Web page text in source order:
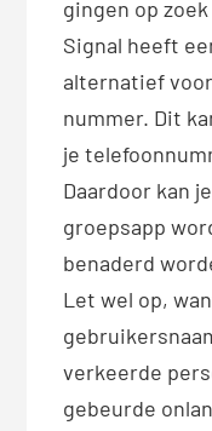
gingen op
Signal heeft
alternatief
nummer. Dit
je
Daardoor kan
groepsapp
benaderd
Let wel op,
verkeerde
gebeurde